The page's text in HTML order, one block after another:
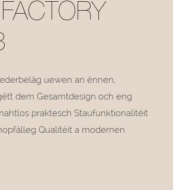
uewen an ënnen,
dem Gesamtdesign och eng
praktesch Staufunktionalitéit
Qualitéit a modernen